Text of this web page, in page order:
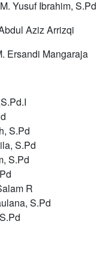
Ibrahim, S.Pd
Aziz Arrizqi
Mangaraja
S.Pd
S.Pd
S.Pd
R
S.Pd